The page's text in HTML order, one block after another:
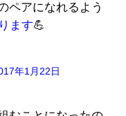
ペアになれるよう
ます💪
年1月22日